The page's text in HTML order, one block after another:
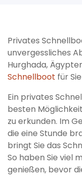
Privates
unvergessliches
Hurghada,
Schnellboot für
Ein privates
besten
zu erkunden. Im
die eine Stunde
bringt Sie das
So haben Sie viel
genießen, bevor